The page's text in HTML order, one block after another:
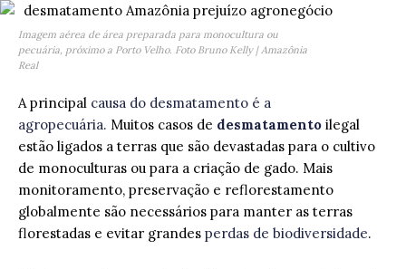
Imagem aérea de área preparada para monocultura ou
pecuária, próximo a Porto Velho. Foto Bruno Kelly | Amazônia
Real
A principal causa do desmatamento é a
agropecuária. Muitos casos de desmatamento ilegal
estão ligados a terras que são devastadas para o cultivo
de monoculturas ou para a criação de gado. Mais
monitoramento, preservação e reflorestamento
globalmente são necessários para manter as terras
florestadas e evitar grandes perdas de biodiversidade.